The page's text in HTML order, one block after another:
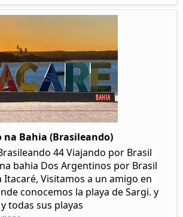
na Bahia (Brasileando)
44 Viajando por Brasil
bahia Dos Argentinos por Brasil
Itacaré, Visitamos a un amigo en
conocemos la playa de Sargi. y
todas sus playas